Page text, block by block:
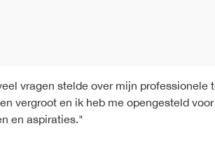
vragen stelde over mijn
vergroot en ik heb me opengesteld
en aspiraties."